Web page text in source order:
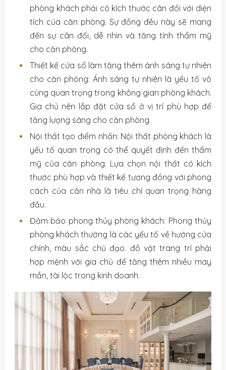
phòng khách phải có kích thước cân đối với diện
tích của căn phòng. Sự đồng đều này sẽ mang
đến sự cân đối, dễ nhìn và tăng tính thẩm mỹ
cho căn phòng.
Thiết kế cửa sổ làm tăng thêm ánh sáng tự nhiên
cho căn phòng: Ánh sáng tự nhiên là yếu tố vô
cùng quan trọng trong không gian phòng khách.
Gia chủ nên lắp đặt cửa sổ ở vị trí phù hợp để
tăng lượng sáng cho căn phòng.
Nội thất tạo điểm nhấn: Nội thất phòng khách là
yếu tố quan trọng có thể quyết định đến thẩm
mỹ của căn phòng. Lựa chọn nội thất có kích
thước phù hợp và thiết kế tương đồng với phong
cách của căn nhà là tiêu chí quan trọng hàng
đầu.
Đảm bảo phong thủy phòng khách: Phong thủy
phòng khách thường là các yếu tố về hướng cửa
chính, màu sắc chủ đạo. đồ vật trang trí phải
hợp mệnh với gia chủ để tăng thêm nhiều may
mắn, tài lộc trong kinh doanh.